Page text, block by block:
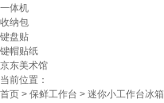
一体机
收纳包
键盘贴
键帽贴纸
京东美术馆
当前位置：
首页 > 保鲜工作台 > 迷你小工作台冰箱